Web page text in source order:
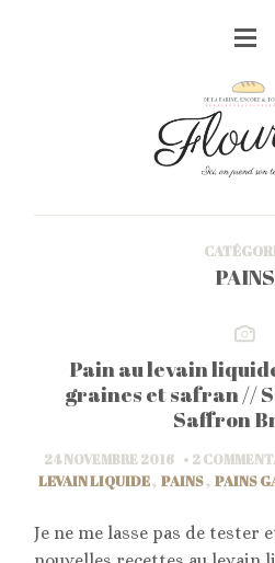
PAINS
Pain au levain
graines et safran //
Saffron
24 NOVEMBRE 2016 2
LEVAIN LIQUIDE, PAINS, PAINS
Je ne me lasse pas de tester